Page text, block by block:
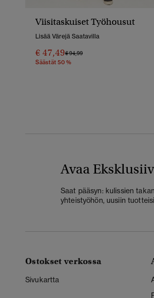
Viisitaskuiset Työhousut
Lisää Värejä Saatavilla
€ 47,49Hinta Alennettu Hinnasta
€ 94,99Hintaan
Säästät 50 %
Avaa
Saat pääsyn: kulissien
yhteistyöhön, uusiin
Ostokset verkossa
Sivukartta